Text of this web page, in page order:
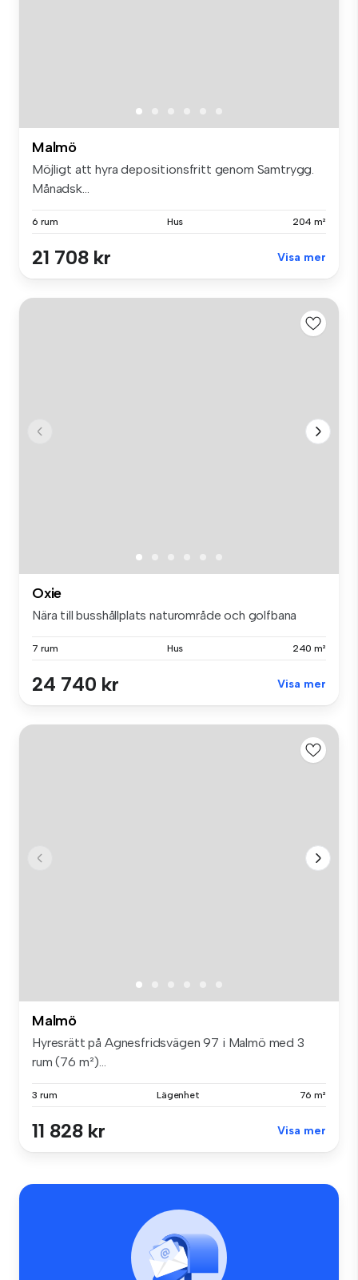
Malmö
Möjligt att hyra depositionsfritt genom Samtrygg.
Månadsk...
6 rum Hus 204 m²
21 708 kr Visa mer
Oxie
Nära till busshållplats naturområde och golfbana
7 rum Hus 240 m²
24 740 kr Visa mer
Malmö
Hyresrätt på Agnesfridsvägen 97 i Malmö med 3
rum (76 m²)...
3 rum Lägenhet 76 m²
11 828 kr Visa mer